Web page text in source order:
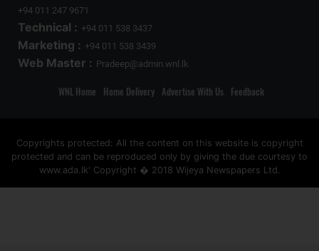
+94 011 247 9671
Technical : +94 011 538 3437
Marketing : +94 011 538 3439
Web Master : Pradeep@admin.wnl.lk
WNL Home Home Delivery Advertise With Us Feedback
Copyrights protected: All the content on this website is copyright
protected and can be reproduced only by giving the due courtesy to
www.ada.lk' Copyright � 2018 Wijeya Newspapers Ltd.